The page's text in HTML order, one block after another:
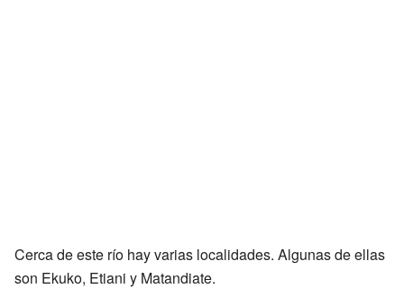
Cerca de este río hay varias localidades. Algunas de ellas
son Ekuko, Etiani y Matandiate.